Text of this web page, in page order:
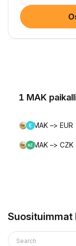
1 MAK
MAK –> EUR
MAK –> CZK
Search